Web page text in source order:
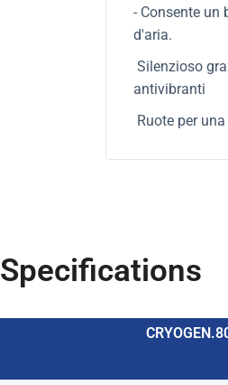
- Consente un
d'aria.
Silenzioso
antivibranti
Ruote per
Specifications